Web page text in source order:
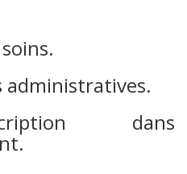
administratives.
dans